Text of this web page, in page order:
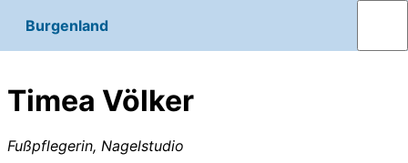
Burgenland
Timea Völker
Fußpflegerin, Nagelstudio